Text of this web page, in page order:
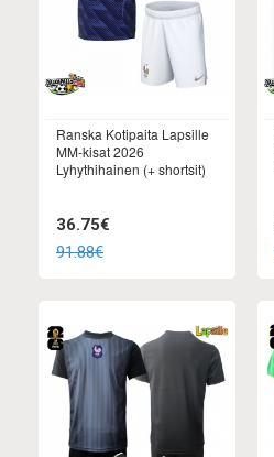
Ranska Kotipaita Lapsille
MM-kisat 2026
Lyhythihainen (+ shortsit)
36.75€
91.88€